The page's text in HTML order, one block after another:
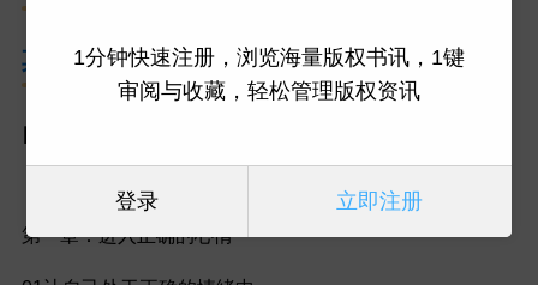
其他信息
第一章：进入正确的心情
1分钟快速注册，浏览海量版权书讯，1键
审阅与收藏，轻松管理版权资讯
登录 立即注册